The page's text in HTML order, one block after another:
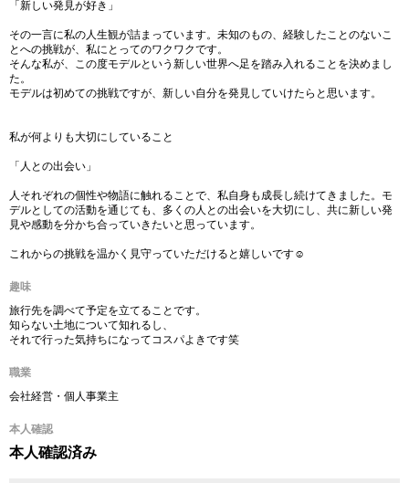
「新しい発見が好き」
その一言に私の人生観が詰まっています。未知のもの、経験したことのないこ
とへの挑戦が、私にとってのワクワクです。
そんな私が、この度モデルという新しい世界へ足を踏み入れることを決めまし
た。
モデルは初めての挑戦ですが、新しい自分を発見していけたらと思います。
私が何よりも大切にしていること
「人との出会い」
人それぞれの個性や物語に触れることで、私自身も成長し続けてきました。モ
デルとしての活動を通じても、多くの人との出会いを大切にし、共に新しい発
見や感動を分かち合っていきたいと思っています。
これからの挑戦を温かく見守っていただけると嬉しいです☺️
趣味
旅行先を調べて予定を立てることです。
知らない土地について知れるし、
それで行った気持ちになってコスパよきです笑
職業
会社経営・個人事業主
本人確認
本人確認済み